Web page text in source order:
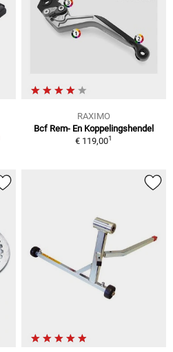
RAXIMO
Bcf Rem- En Koppelingshendel
€ 119,001